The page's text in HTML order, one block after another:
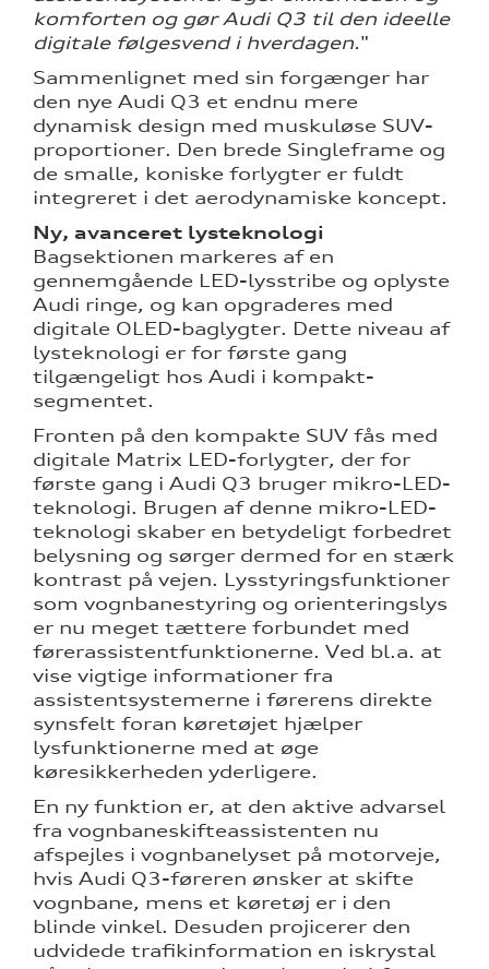
komforten og gør Audi Q3 til den ideelle
digitale følgesvend i hverdagen."
Sammenlignet med sin forgænger har
den nye Audi Q3 et endnu mere
dynamisk design med muskuløse SUV-
proportioner. Den brede Singleframe og
de smalle, koniske forlygter er fuldt
integreret i det aerodynamiske koncept.
Ny, avanceret lysteknologi
Bagsektionen markeres af en
gennemgående LED-lysstribe og oplyste
Audi ringe, og kan opgraderes med
digitale OLED-baglygter. Dette niveau af
lysteknologi er for første gang
tilgængeligt hos Audi i kompakt-
segmentet.
Fronten på den kompakte SUV fås med
digitale Matrix LED-forlygter, der for
første gang i Audi Q3 bruger mikro-LED-
teknologi. Brugen af denne mikro-LED-
teknologi skaber en betydeligt forbedret
belysning og sørger dermed for en stærk
kontrast på vejen. Lysstyringsfunktioner
som vognbanestyring og orienteringslys
er nu meget tættere forbundet med
førerassistentfunktionerne. Ved bl.a. at
vise vigtige informationer fra
assistentsystemerne i førerens direkte
synsfelt foran køretøjet hjælper
lysfunktionerne med at øge
køresikkerheden yderligere.
En ny funktion er, at den aktive advarsel
fra vognbaneskifteassistenten nu
afspejles i vognbanelyset på motorveje,
hvis Audi Q3-føreren ønsker at skifte
vognbane, mens et køretøj er i den
blinde vinkel. Desuden projicerer den
udvidede trafikinformation en iskrystal